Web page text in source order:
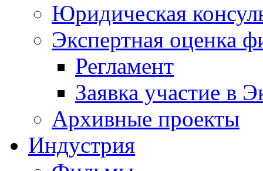
Юридическая
Экспертная оценка
Регламент
Заявка участие в
Архивные проекты
Индустрия